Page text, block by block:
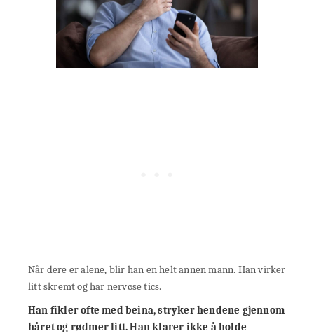
Når dere er alene, blir han en helt annen mann. Han virker
litt skremt og har nervøse tics.
Han fikler ofte med beina, stryker hendene gjennom
håret og rødmer litt. Han klarer ikke å holde